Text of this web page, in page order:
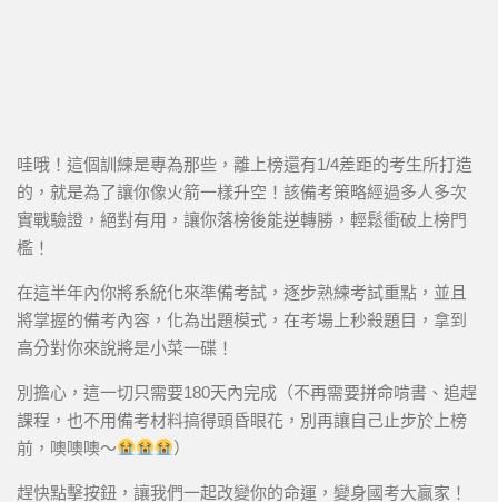
哇哦！這個訓練是專為那些，離上榜還有1/4差距的考生所打造
的，就是為了讓你像火箭一樣升空！該備考策略經過多人多次
實戰驗證，絕對有用，讓你落榜後能逆轉勝，輕鬆衝破上榜門
檻！
在這半年內你將系統化來準備考試，逐步熟練考試重點，並且
將掌握的備考內容，化為出題模式，在考場上秒殺題目，拿到
高分對你來說將是小菜一碟！
別擔心，這一切只需要180天內完成（不再需要拼命啃書、追趕
課程，也不用備考材料搞得頭昏眼花，別再讓自己止步於上榜
前，噢噢噢～
）
趕快點擊按鈕，讓我們一起改變你的命運，變身國考大贏家！